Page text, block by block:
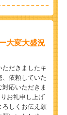
大変大盛況
だきましたキ
、依頼していた
応いただきま
お礼申し上げ
ろしくお伝え願